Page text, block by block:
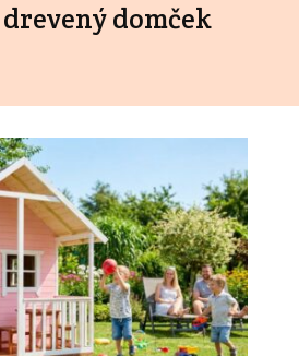
domček